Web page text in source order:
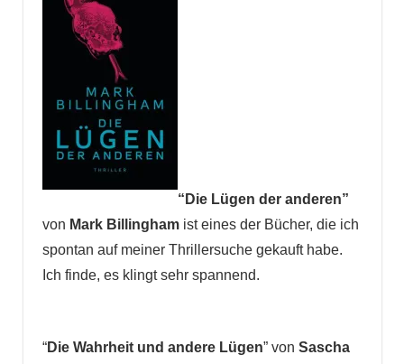
“Die Lügen der anderen”
von Mark Billinghamist eines der Bücher, die ich
spontan auf meiner Thrillersuche gekauft habe.
Ich finde, es klingt sehr spannend.
“Die Wahrheit und andere Lügen” von Sascha